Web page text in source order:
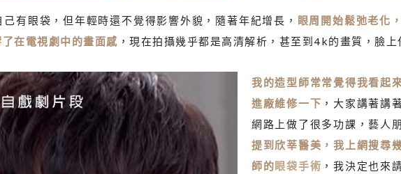
起來很疲倦 燈光暗眼袋
有眼袋，但年輕時還不覺得影響外貌，隨著年紀增長， 眼周開始鬆弛老化，
在電視劇中的畫面感 ，現在拍攝幾乎都是高清解析，甚至到4k的畫質，臉上
我的造型師常常覺得我看起
進廠維修一下 ，大家講著講
網路上做了很多功課，藝人
提到欣莘醫美，我上網搜尋
師的眼袋手術 ，我決定也來